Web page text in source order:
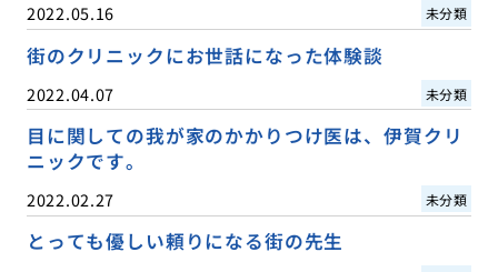
2022.05.16 未分類
街のクリニックにお世話になった体験談
2022.04.07 未分類
目に関しての我が家のかかりつけ医は、伊賀クリ
ニックです。
2022.02.27 未分類
とっても優しい頼りになる街の先生